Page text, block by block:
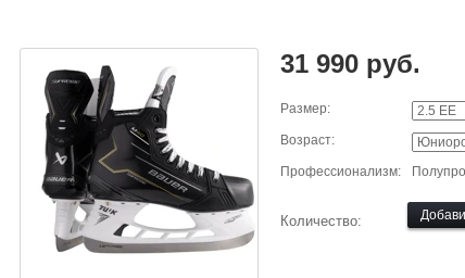
31 990 руб.
Размер:
Возраст:
Профессионализм:
Количество: